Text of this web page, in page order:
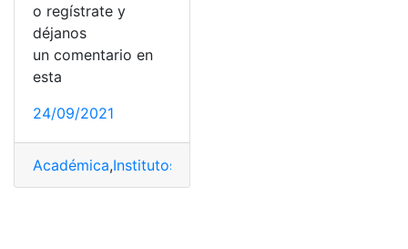
o regístrate y
déjanos
un comentario en
esta
24/09/2021
Académica,Institutos